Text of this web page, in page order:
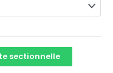
sectionnelle